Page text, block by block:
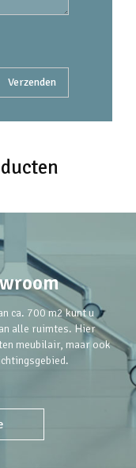
ca. 700 m2 kunt u
alle ruimtes. Hier
meubilair, maar ook